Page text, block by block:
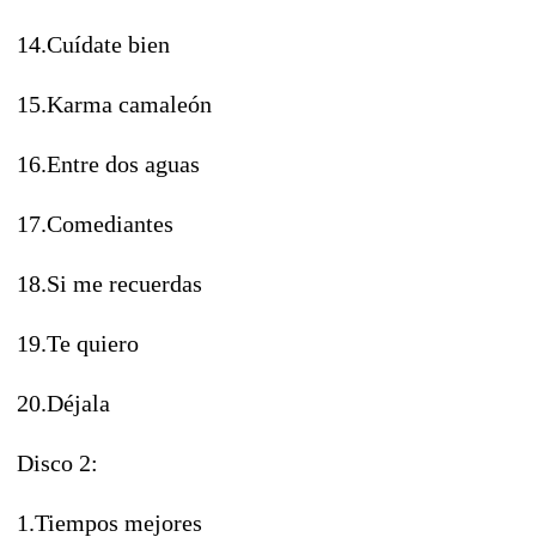
14.Cuídate bien
15.Karma camaleón
16.Entre dos aguas
17.Comediantes
18.Si me recuerdas
19.Te quiero
20.Déjala
Disco 2:
1.Tiempos mejores